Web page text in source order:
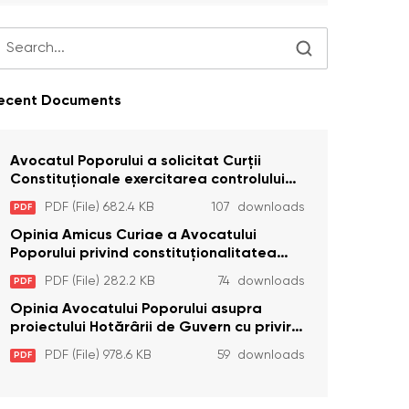
Documents
Avocatul Poporului a solicitat Curţii
Constituţionale exercitarea controlului
constituţionalităţii unor prevederi cu
privire la plata alocației sociale de stat
persoanelor cu dizabilitați care sunt
private de liberate
PDF PDF (File) 682.4 KB 107 downloads
Opinia Amicus Curiae a Avocatului
Poporului privind constituționalitatea
unor prevederi care interzic angajarea în
organizațiile de pază particulară a
persoanelor condamnate pentru
comiterea cu intenție a unor infracțiuni a
fost luată în considerare de Curtea
Constituțională
PDF PDF (File) 282.2 KB 74 downloads
Opinia Avocatului Poporului asupra
proiectului Hotărârii de Guvern cu privire
la aprobarea proiectului de lege privind
activitatea sanitară veterinarăa
PDF PDF (File) 978.6 KB 59 downloads